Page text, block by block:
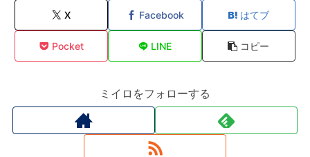
X Facebook はてブ
Pocket LINE コピー
ミイロをフォローする